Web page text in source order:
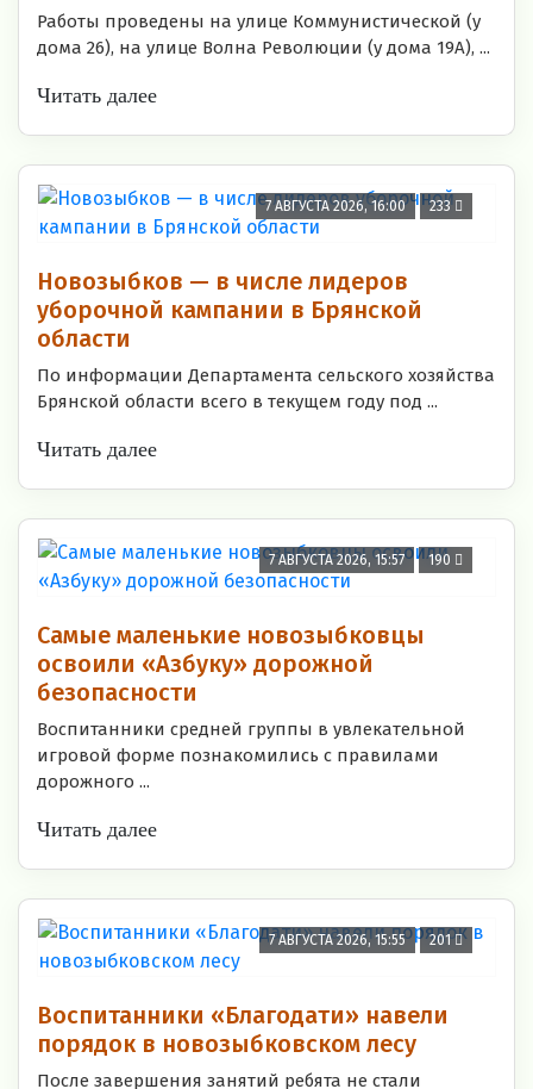
Работы проведены на улице Коммунистической (у
дома 26), на улице Волна Революции (у дома 19А), ...
Читать далее
7 АВГУСТА 2026, 16:00 233
Новозыбков — в числе лидеров
уборочной кампании в Брянской
области
По информации Департамента сельского хозяйства
Брянской области всего в текущем году под ...
Читать далее
7 АВГУСТА 2026, 15:57 190
Самые маленькие новозыбковцы
освоили «Азбуку» дорожной
безопасности
Воспитанники средней группы в увлекательной
игровой форме познакомились с правилами
дорожного ...
Читать далее
7 АВГУСТА 2026, 15:55 201
Воспитанники «Благодати» навели
порядок в новозыбковском лесу
После завершения занятий ребята не стали